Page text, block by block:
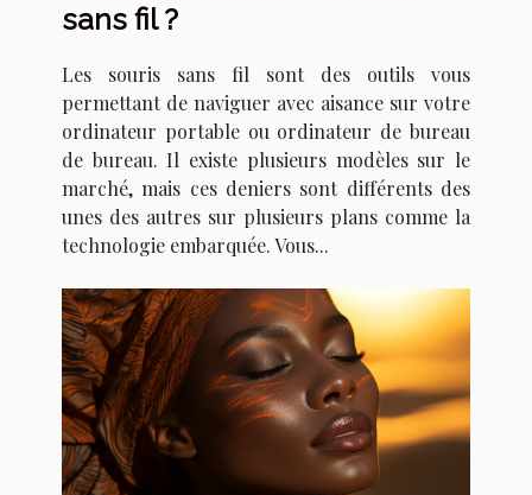
sans fil ?
Les souris sans fil sont des outils vous
permettant de naviguer avec aisance sur votre
ordinateur portable ou ordinateur de bureau
de bureau. Il existe plusieurs modèles sur le
marché, mais ces deniers sont différents des
unes des autres sur plusieurs plans comme la
technologie embarquée. Vous...